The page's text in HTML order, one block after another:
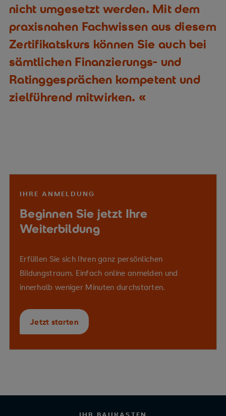
nicht umgesetzt werden. Mit dem
praxisnahen Fachwissen aus diesem
Zertifikatskurs können Sie auch bei
sämtlichen Finanzierungs- und
Ratinggesprächen kompetent und
zielführend mitwirken.
IHRE ANMELDUNG
Beginnen Sie jetzt Ihre
Weiterbildung
Erfüllen Sie sich Ihren ganz persönlichen
Bildungstraum. Einfach online anmelden und
innerhalb weniger Minuten durchstarten.
Jetzt starten